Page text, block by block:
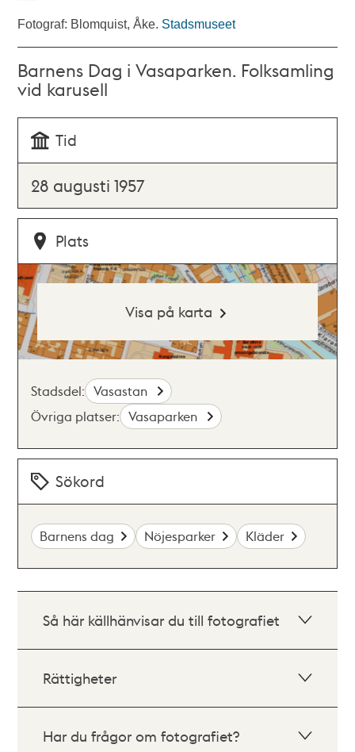
Fotograf: Blomquist, Åke. Stadsmuseet
Barnens Dag i Vasaparken. Folksamling
vid karusell
Tid
28 augusti 1957
Plats
Visa på karta
Stadsdel: Vasastan
Övriga platser: Vasaparken
Sökord
Barnens dag Nöjesparker Kläder
Så här källhänvisar du till fotografiet
Rättigheter
Har du frågor om fotografiet?